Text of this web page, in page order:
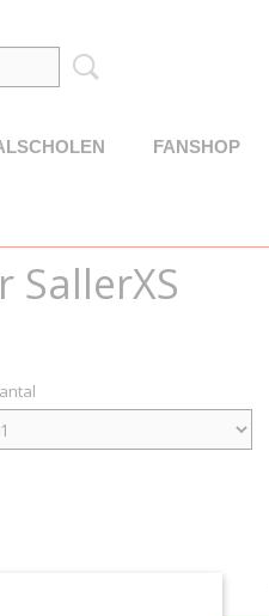
FANSHOP
SallerXS